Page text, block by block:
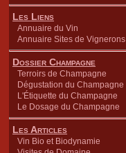
Les Liens
Annuaire du Vin
Annuaire Sites de Vignerons
Dossier Champagne
Terroirs de Champagne
Dégustation du Champagne
L'Étiquette du Champagne
Le Dosage du Champagne
Les Articles
Vin Bio et Biodynamie